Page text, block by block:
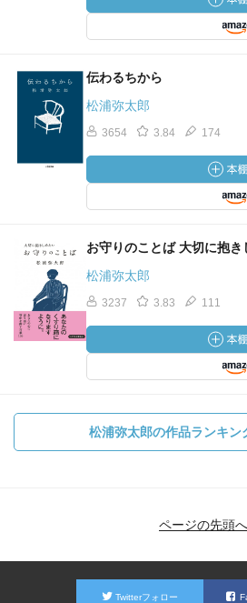
伝わるちから
松浦弥太郎
3654 3.84 174
お守りのことば 大切に抱
松浦弥太郎
3237 3.83 111
松浦弥太郎の作品ランキン
ページの先頭へ
Twitterフォロー